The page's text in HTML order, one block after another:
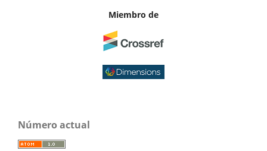
Miembro de
Número actual